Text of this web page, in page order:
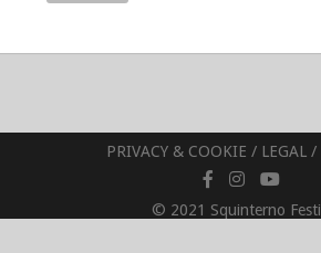
PRIVACY & COOKIE / LEGAL /
© 2021 Squinterno